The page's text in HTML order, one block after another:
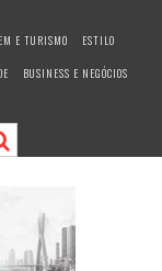
E TURISMO
ESTILO
BUSINESS E NEGÓCIOS